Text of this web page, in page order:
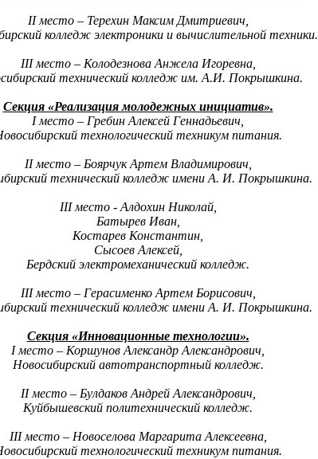
II место – Терехин Максим Дмитриевич,
колледж электроники и вычислительной техники.
III место – Колодезнова Анжела Игоревна,
технический колледж им. А.И. Покрышкина.
Секция «Реализация молодежных инициатив».
I место – Гребин Алексей Геннадьевич,
технологический техникум питания.
II место – Боярчук Артем Владимирович,
технический колледж имени А. И. Покрышкина.
III место - Алдохин Николай,
Батырев Иван,
Костарев Константин,
Сысоев Алексей,
Бердский электромеханический колледж.
III место – Герасименко Артем Борисович,
технический колледж имени А. И. Покрышкина.
Секция «Инновационные технологии».
I место – Коршунов Александр Александрович,
Новосибирский автотранспортный колледж.
II место – Булдаков Андрей Александрович,
Куйбышевский политехнический колледж.
III место – Новоселова Маргарита Алексеевна,
технологический техникум питания.